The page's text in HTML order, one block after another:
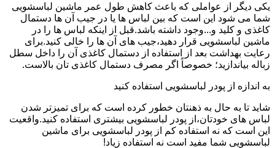
یکی دیگر از عواملی که باعث کاهش طول عمر ماشین لباسشویی
شما می شود این است که بین لباس ها یا در جیب آن ها دستمال
کاغذی و کلید و...وجود داشته باشد.قبل از اینکه لباس ها را در
ماشین لباسشویی قرار دهید،جیب های آن ها را خالی کنید.برای
رعایت بهداشت بعد از استفاده از دستمال کاغذی آن را داخل سطل
زباله بیاندازید؛ خصوصاً اگر مصرف دستمال کاغذی تان بالاست.
به اندازه از پودر لباسشویی استفاده کنید
شاید تا به حال به ذهنتان خطور کرده است که برای تمیزتر شدن
لباس های خودتان،از پودر لباسشویی بیشتری استفاده کنید.واقعیت
این است که نه استفاده کم از پودر لباسشویی برای ماشین
لباسشویی شما مفید است نه استفاده زیاد!